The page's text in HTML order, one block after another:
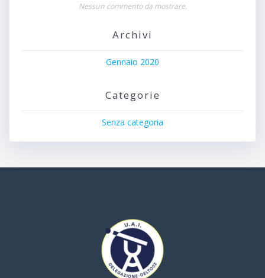
Nessun commento da mostrare.
Archivi
Gennaio 2020
Categorie
Senza categoria